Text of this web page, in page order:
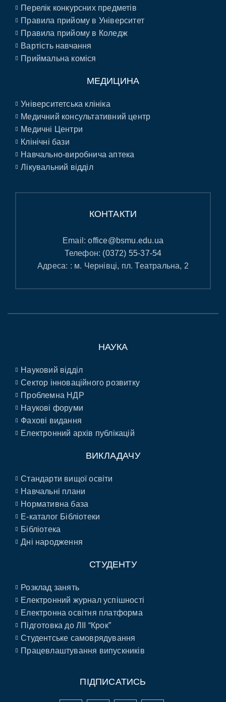
Перелік конкурсних предметів
Правила прийому в Університет
Правила прийому в Коледж
Вартість навчання
Приймальна коміся
МЕДИЦИНА
Університетська клініка
Медичний консультативний центр
Медичні Центри
Клінічні бази
Навчально-виробнича аптека
Лікувальний відділ
КОНТАКТИ
Email:office@bsmu.edu.ua
Телефон: (0372) 55-37-54
Адреса: : м. Чернівці, пл. Театральна, 2
НАУКА
Науковий відділ
Сектор інноваційного розвитку
Проблемна НДР
Наукові форуми
Фахові видання
Електронний архів публікацій
ВИКЛАДАЧУ
Стандарти вищої освіти
Навчальні плани
Нормативна база
E-каталог Бібліотеки
Бібліотека
Дні народження
СТУДЕНТУ
Розклад занять
Електронний журнал успішності
Електронна освітня платформа
Підготовка до ЛІІ “Крок”
Студентське самоврядування
Працевлаштування випускників
ПІДПИСАТИСЬ